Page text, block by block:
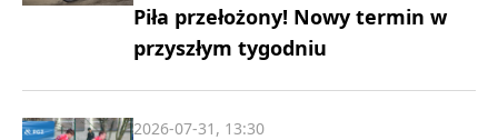
Piła przełożony! Nowy termin w
przyszłym tygodniu
2026-07-31, 13:30